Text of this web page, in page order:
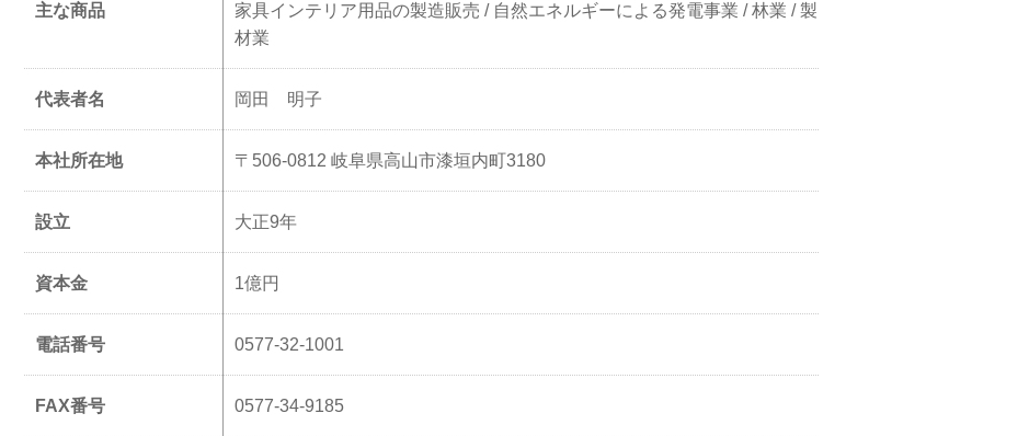
主な商品
家具インテリア用品の製造販売 / 自然エネルギーによる発電事業 / 林業 / 製
材業
代表者名 岡田 明子
本社所在地 〒506-0812 岐阜県高山市漆垣内町3180
設立 大正9年
資本金 1億円
電話番号 0577-32-1001
FAX番号 0577-34-9185